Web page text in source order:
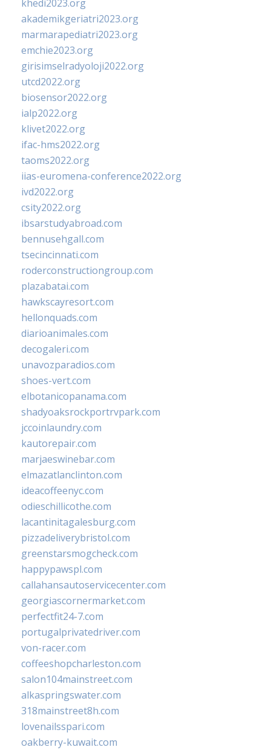
khedi2023.org
akademikgeriatri2023.org
marmarapediatri2023.org
emchie2023.org
girisimselradyoloji2022.org
utcd2022.org
biosensor2022.org
ialp2022.org
klivet2022.org
ifac-hms2022.org
taoms2022.org
iias-euromena-conference2022.org
ivd2022.org
csity2022.org
ibsarstudyabroad.com
bennusehgall.com
tsecincinnati.com
roderconstructiongroup.com
plazabatai.com
hawkscayresort.com
hellonquads.com
diarioanimales.com
decogaleri.com
unavozparadios.com
shoes-vert.com
elbotanicopanama.com
shadyoaksrockportrvpark.com
jccoinlaundry.com
kautorepair.com
marjaeswinebar.com
elmazatlanclinton.com
ideacoffeenyc.com
odieschillicothe.com
lacantinitagalesburg.com
pizzadeliverybristol.com
greenstarsmogcheck.com
happypawspl.com
callahansautoservicecenter.com
georgiascornermarket.com
perfectfit24-7.com
portugalprivatedriver.com
von-racer.com
coffeeshopcharleston.com
salon104mainstreet.com
alkaspringswater.com
318mainstreet8h.com
lovenailsspari.com
oakberry-kuwait.com